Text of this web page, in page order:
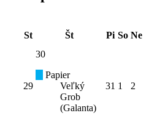
St Št Pi So Ne
29
30
Papier
Veľký
Grob
(Galanta)
31 1 2